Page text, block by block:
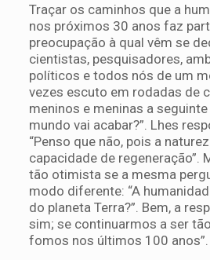
Traçar os caminhos que a
nos próximos 30 anos faz
preocupação à qual vêm se
cientistas, pesquisadores,
políticos e todos nós de um
vezes escuto em rodadas de
meninos e meninas a seguinte
mundo vai acabar?”. Lhes
“Penso que não, pois a
capacidade de regeneração”.
tão otimista se a mesma
modo diferente: “A
do planeta Terra?”. Bem, a
sim; se continuarmos a ser
fomos nos últimos 100 anos”.